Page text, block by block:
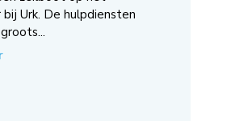
bij Urk. De hulpdiensten